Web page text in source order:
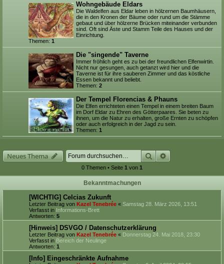
Wohngebäude Eldars
Die Waldelfen aus Eldar leben in hölzernen Baumhäusern,
die in den Kronen der Bäume oder rund um die Stämme
gebaut und über hölzerne Brücken miteinander verbunden
sind. Oft sind Äste und Stamm Teile des Hauses und der
Einrichtung.
Themen: 1
Die "singende" Taverne
Immer fröhlich geht es zu bei der freundlichen Elfenwirtin.
Nicht nur gesungen, auch getanzt wird hier und die
Taverne ist für ihre sauberen Zimmer und das köstliche
Essen bekannt und beliebt.
Themen: 2
Der Tempel Florencias & Phauns
Die Elfen errichteten einen Tempel in einem breiten Baum
im Dorf Eldar zu Ehren des Götterpaares. Sie beten zu
ihnen, um die Natur zu erhalten, große Ernten zu schöpfen
oder auch erfolgreich in der Jagd zu sein.
Themen: 1
Neues Thema SucheErweiterte Suche
0 Themen • Seite 1 von 1
Bekanntmachungen
[WICHTIG] Celcias Zukunft
Letzter Beitrag von Kazel Tenebrée « Samstag 28. März 2026, 13:51
Verfasst in Informations-Brett
Antworten: 5
[Hinweis] DSVGO / Datenschutzerklärung
Letzter Beitrag von Kazel Tenebrée « Donnerstag 24. Mai 2018, 23:30
Verfasst in Bereich der Neulinge
Antworten: 1
[Info] Eingeschränkte Aufnahme